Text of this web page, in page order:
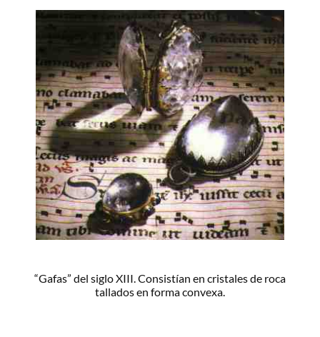
“Gafas” del siglo XIII. Consistían en cristales de roca
tallados en forma convexa.